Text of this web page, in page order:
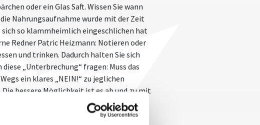
oder ein Glas Saft. Wissen Sie wann
Nahrungsaufnahme wurde mit der Zeit
so klammheimlich eingeschlichen hat
Redner Patric Heizmann: Notieren oder
und trinken. Dadurch halten Sie sich
„Unterbrechung“ fragen: Muss das
ein klares „NEIN!“ zu jeglichen
bessere Möglichkeit ist es ab und zu mit
Denn umgekehrt bedeutet das: Wer
Fett ab. Hört sich doch schon viel